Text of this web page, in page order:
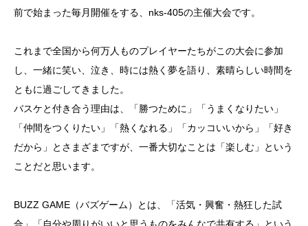
前で始まった毎月開催をする、nks-405の主催大会です。
これまで全国から何万人ものプレイヤーたちがこの大会に参加
し、一緒に笑い、泣き、時には熱く夢を語り、素晴らしい時間を
ともに過ごしてきました。
バスケと付き合う理由は、「勝つために」「うまくなりたい」
「仲間をつくりたい」「熱くなれる」「カッコいいから」「好き
だから」とさまざまですが、一番大切なことは「楽しむ」という
ことだと思います。
BUZZ GAME（バズゲーム）とは、「活気・興奮・熱狂した試